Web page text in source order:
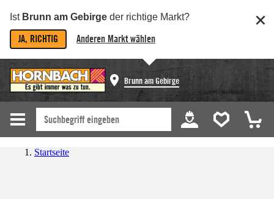
Ist Brunn am Gebirge der richtige Markt?
JA, RICHTIG Anderen Markt wählen
Brunn am Gebirge
Startseite